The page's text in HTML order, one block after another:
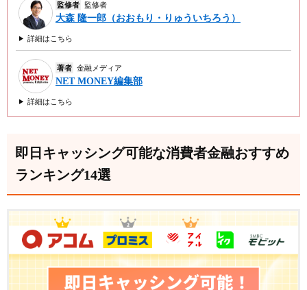
NTTドコモファイナンスのVIPローンカードは最短
60分で審査完了
LINEポケットマネーは最短20分でキャッシング！
LINEアプリで申込みができる
ベルーナノーティスの審査時間は最短30分！土曜・
祝日も最短即日キャッシング
フクホーはWeb完結で最短即日キャッシングが可
能！独自審査が魅力
フタバなら平日16時までの審査完了で即日キャッシ
ング！優先審査も依頼できる
※1 お申込時間や審査によりご希望に添えない場合がございます。
即日キャッシング可能なクレジットカードおすすめ
監修者 監修者
大森 隆一郎（おおもり・りゅういちろう）
詳細はこちら
著者 金融メディア
NET MONEY編集部
詳細はこちら
即日キャッシング可能な消費者金融おすすめ
ランキング14選